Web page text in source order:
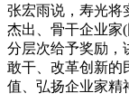
张宏雨说，寿光将
杰出、骨干企业家
分层次给予奖励，
敢干、改革创新的
值、弘扬企业家精